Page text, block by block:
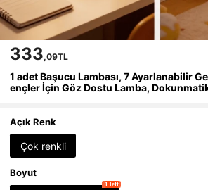
333,09TL
1 adet Başucu Lambası, 7 Ayarlanabilir
ençler İçin Göz Dostu Lamba,
Açık Renk
Çok renkli
Boyut
1 left